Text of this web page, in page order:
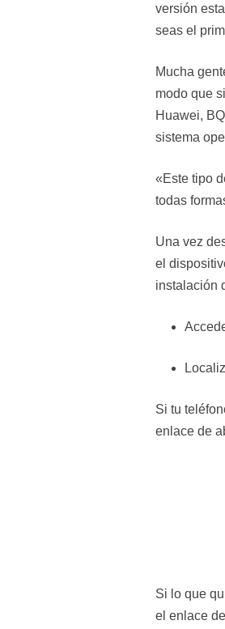
versión
seas el
Mucha
modo que
Huawei,
sistema
«Este tipo
todas
Una vez
el
instalación
Si tu
enlace de
Si lo que
el enlace